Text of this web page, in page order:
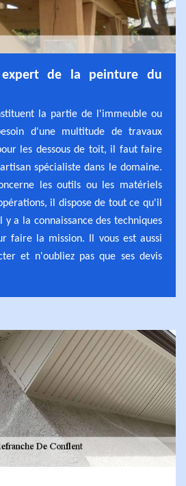
de la peinture du
la partie de l'immeuble ou
d'une multitude de travaux
les dessous de toit, il faut faire
spécialiste dans le domaine.
les outils ou les matériels
il dispose de tout ce qu'il
a la connaissance des techniques
faire la mission. Il vous est aussi
et n'oubliez pas que ses devis